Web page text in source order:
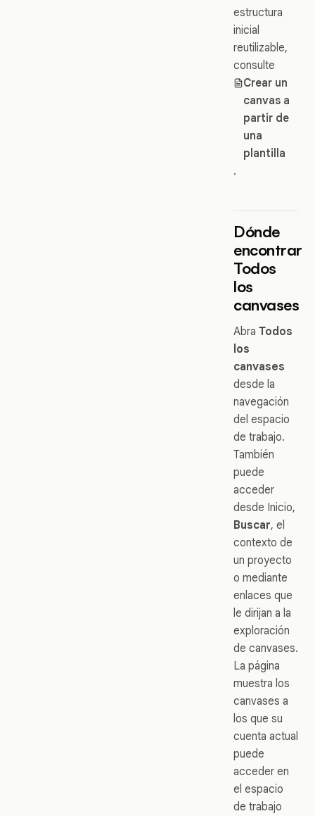
estructura
inicial
reutilizable,
consulte
Crear un
canvas a
partir de
una
plantilla
.
Dónde
encontrar
Todos
los
canvases
Abra Todos
los
canvases
desde la
navegación
del espacio
de trabajo.
También
puede
acceder
desde Inicio,
Buscar, el
contexto de
un proyecto
o mediante
enlaces que
le dirijan a la
exploración
de canvases.
La página
muestra los
canvases a
los que su
cuenta actual
puede
acceder en
el espacio
de trabajo